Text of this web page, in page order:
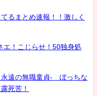
るまとめ速報！！激しく
エ！こじらせ！50独身処
遠の無職童貞- ぼっちな
死苦！